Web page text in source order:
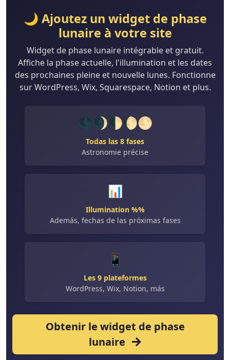
🌙 Ajoutez un widget de phase
lunaire à votre site
Widget de phase lunaire intégrable et gratuit.
Affiche la phase actuelle, l'illumination et les dates
des prochaines pleine et nouvelle lunes. Fonctionne
sur WordPress, Wix, Squarespace, Notion et plus.
🌑🌒🌓🌔🌕
Todas las 8 fases
Astronomie précise
📊
Illumination %%
Además, fechas de las próximas fases
📱
Les 9 plateformes
WordPress, Wix, Notion, más
Obtenir le widget de phase
lunaire